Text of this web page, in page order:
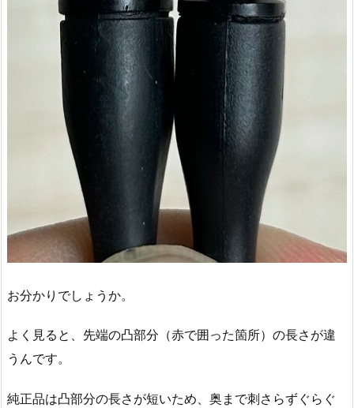
お分かりでしょうか。
よく見ると、先端の凸部分（赤で囲った箇所）の長さが違
うんです。
純正品は凸部分の長さが短いため、奥まで刺さらずぐらぐ